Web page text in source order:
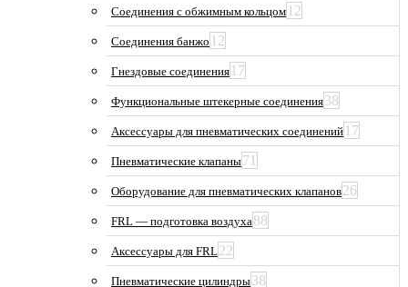
Соединения с обжимным кольцом 12
Соединения банжо 12
Гнездовые соединения 17
Функциональные штекерные соединения38
Аксессуары для пневматических соединений 17
Пневматические клапаны71
Оборудование для пневматических клапанов26
FRL — подготовка воздуха88
Аксессуары для FRL22
Пневматические цилиндры38